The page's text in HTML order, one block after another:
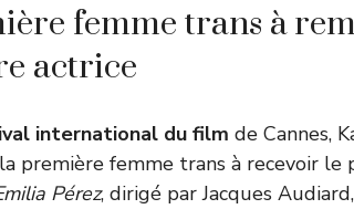
femme trans à
actrice
international du film de Cannes,
première femme trans à recevoir
Pérez, dirigé par Jacques